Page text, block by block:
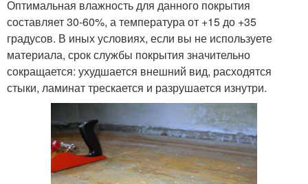
Оптимальная влажность для данного покрытия
составляет 30-60%, а температура от +15 до +35
градусов. В иных условиях, если вы не используете
материала, срок службы покрытия значительно
сокращается: ухудшается внешний вид, расходятся
стыки, ламинат трескается и разрушается изнутри.